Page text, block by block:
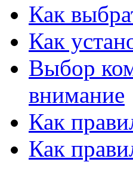
Как
Как
Выбор
внимание
Как
Как